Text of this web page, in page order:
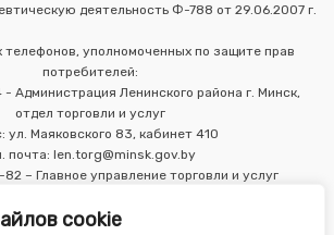
cookie
деятельность Ф-788 от 29.06.2007 г.
телефонов, уполномоченных по защите прав
потребителей:
Администрация Ленинского района г. Минск,
отдел торговли и услуг
ул. Маяковского 83, кабинет 410
почта: len.torg@minsk.gov.by
– Главное управление торговли и услуг